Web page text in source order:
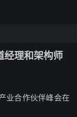
经理和架构师
业合作伙伴峰会在